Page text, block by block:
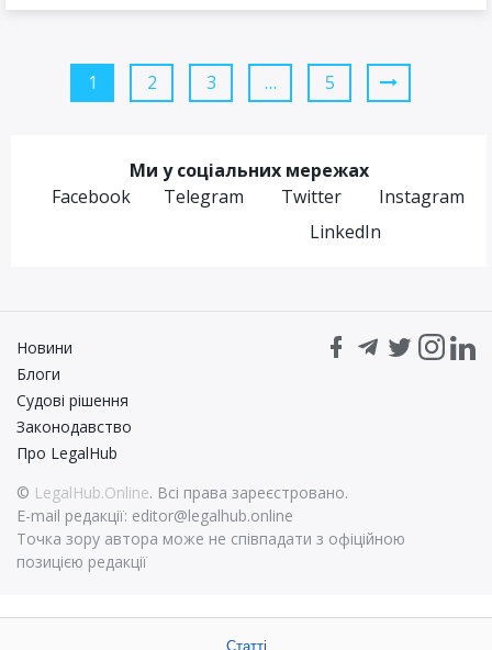
1 2 3 … 5
Ми у соціальних мережах
Facebook
Telegram Twitter
Instagram
LinkedIn
© LegalHub.Online. Всі права зареєстровано.
E-mail редакції: editor@legalhub.online
Точка зору автора може не співпадати з офіційною
позицією редакції
Новини
Блоги
Судові рішення
Законодавство
Про LegalHub
Статті